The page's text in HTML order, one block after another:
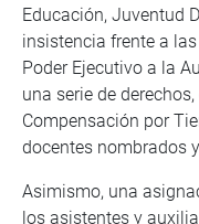
Educación, Juventud
insistencia frente a
Poder Ejecutivo a la
una serie de
Compensación por
docentes nombrados
Asimismo, una
los asistentes y